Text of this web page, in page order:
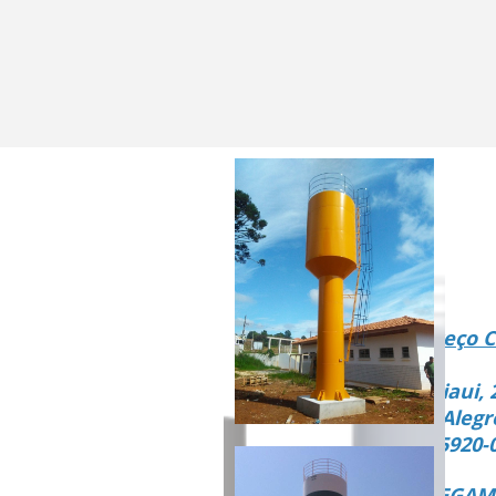
Endereço
Rua Piaui,
Vista
CEP 15920-